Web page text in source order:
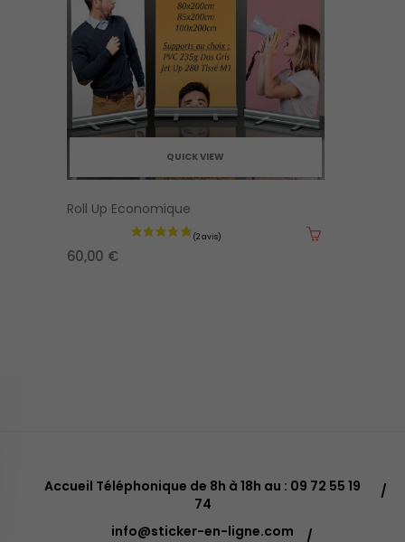
QUICK VIEW
Roll Up Economique
60,00 €
Accueil Téléphonique de 8h à 18h au : 09 72 55 19
74
info@sticker-en-ligne.com